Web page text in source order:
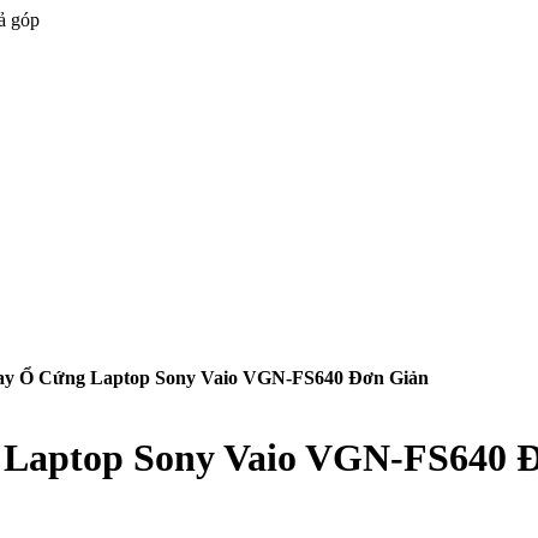
góp
Ổ Cứng Laptop Sony Vaio VGN-FS640 Đơn Giản
Sony Vaio VGN-FS640